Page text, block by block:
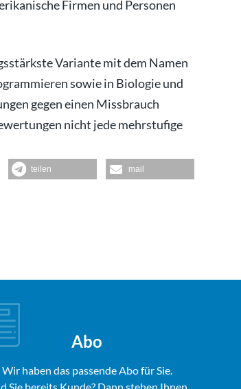
Firmen und Personen
Variante mit dem Namen
sowie in Biologie und
gegen einen Missbrauch
nicht jede mehrstufige
teilen mail
Abo
Wir haben das passende Abo für Sie.